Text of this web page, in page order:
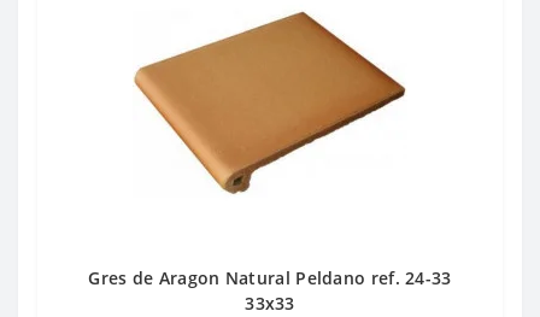
Gres de Aragon Natural Peldano ref. 24-33
33x33